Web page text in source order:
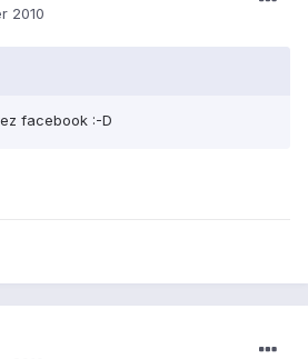
2010
facebook :-D